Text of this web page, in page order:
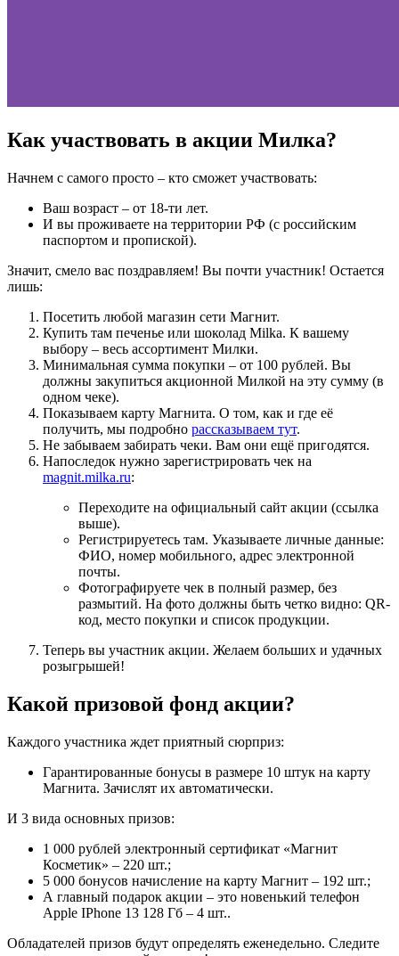
Как участвовать в акции Милка?
Начнем с самого просто – кто сможет участвовать:
Ваш возраст – от 18-ти лет.
И вы проживаете на территории РФ (с российским
паспортом и пропиской).
Значит, смело вас поздравляем! Вы почти участник! Остается
лишь:
Посетить любой магазин сети Магнит.
Купить там печенье или шоколад Milka. К вашему
выбору – весь ассортимент Милки.
Минимальная сумма покупки – от 100 рублей. Вы
должны закупиться акционной Милкой на эту сумму (в
одном чеке).
Показываем карту Магнита. О том, как и где её
получить, мы подробно рассказываем тут.
Не забываем забирать чеки. Вам они ещё пригодятся.
Напоследок нужно зарегистрировать чек на
magnit.milka.ru:
Переходите на официальный сайт акции (ссылка
выше).
Регистрируетесь там. Указываете личные данные:
ФИО, номер мобильного, адрес электронной
почты.
Фотографируете чек в полный размер, без
размытий. На фото должны быть четко видно: QR-
код, место покупки и список продукции.
Теперь вы участник акции. Желаем больших и удачных
розыгрышей!
Какой призовой фонд акции?
Каждого участника ждет приятный сюрприз:
Гарантированные бонусы в размере 10 штук на карту
Магнита. Зачислят их автоматически.
И 3 вида основных призов:
1 000 рублей электронный сертификат «Магнит
Косметик» – 220 шт.;
5 000 бонусов начисление на карту Магнит – 192 шт.;
А главный подарок акции – это новенький телефон
Apple IPhone 13 128 Гб – 4 шт..
Обладателей призов будут определять еженедельно. Следите